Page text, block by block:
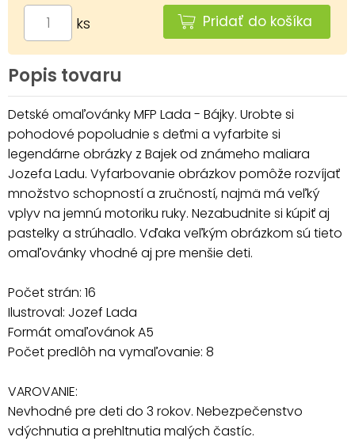
ks Pridať do košíka
Popis tovaru
Detské omaľovánky MFP Lada - Bájky. Urobte si
pohodové popoludnie s deťmi a vyfarbite si
legendárne obrázky z Bajek od známeho maliara
Jozefa Ladu. Vyfarbovanie obrázkov pomôže rozvíjať
množstvo schopností a zručností, najmä má veľký
vplyv na jemnú motoriku ruky. Nezabudnite si kúpiť aj
pastelky a strúhadlo. Vďaka veľkým obrázkom sú tieto
omaľovánky vhodné aj pre menšie deti.
Počet strán: 16
Ilustroval: Jozef Lada
Formát omaľovánok A5
Počet predlôh na vymaľovanie: 8
VAROVANIE:
Nevhodné pre deti do 3 rokov. Nebezpečenstvo
vdýchnutia a prehltnutia malých častíc.